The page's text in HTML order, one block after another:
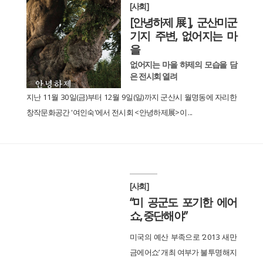
[사회]
[안녕하제展], 군산미군
기지 주변, 없어지는 마
을
없어지는 마을 하제의 모습을 담
은 전시회 열려
지난 11월 30일(금)부터 12월 9일(일)까지 군산시 월명동에 자리한
창작문화공간 '여인숙'에서 전시회 <안녕하제展>이 ...
[사회]
“미 공군도 포기한 에어
쇼, 중단해야”
미국의 예산 부족으로 ‘2013 새만
금에어쇼’ 개최 여부가 불투명해지